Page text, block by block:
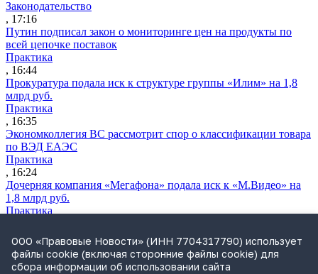
Законодательство
, 17:16
Путин подписал закон о мониторинге цен на продукты по
всей цепочке поставок
Практика
, 16:44
Прокуратура подала иск к структуре группы «Илим» на 1,8
млрд руб.
Практика
, 16:35
Экономколлегия ВС рассмотрит спор о классификации товара
по ВЭД ЕАЭС
Практика
, 16:24
Дочерняя компания «Мегафона» подала иск к «М.Видео» на
1,8 млрд руб.
Практика
СИП проверит отмену патента на систему управления
устройствами после возражений «Яндекса»
Практика
ООО «Правовые Новости» (ИНН 7704317790) использует
файлы cookie (включая сторонние файлы cookie) для
сбора информации об использовании сайта